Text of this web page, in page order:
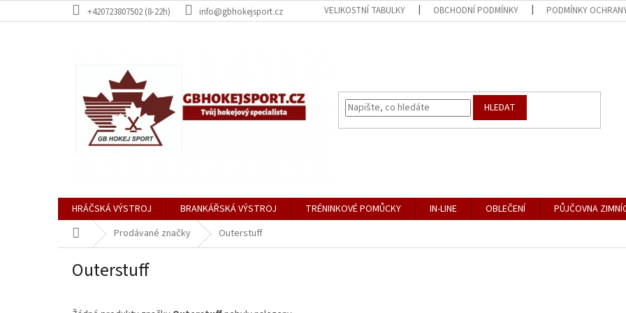
na
+420723807502 (8-22h) info@gbhokejsport.cz VELIKOSTNÍ TABULKY OBCHODNÍ PODMÍNKY PODMÍNKY
HLEDAT
HRÁČSKÁ VÝSTROJ BRANKÁŘSKÁ VÝSTROJ TRÉNINKOVÉ POMŮCKY IN-LINE OBLEČENÍ PŮJČOVNA
Domů Prodávané značky Outerstuff
Outerstuff